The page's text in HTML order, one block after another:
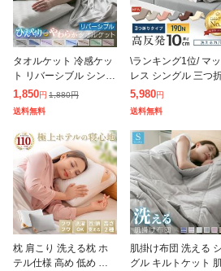
タオルケット 冷感ケッ
ト リバーシブル シング
ル 140×190cm ひんや
り 接触冷感 やわらか
け
1,850円 1,880円
送料無料
\ランキング1位/ マッ
レス シングル 三つ
高反発 190N 極厚 10c
m 高品質 WEIMALL
5,980円
送料無料
枕 肩こり 洗える枕 ホ
テル仕様 高め 低め ま
肌掛け布団 洗える
グル キルトケット